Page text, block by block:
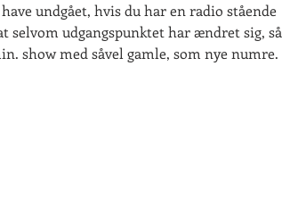
undgået, hvis du har en radio stående
selvom udgangspunktet har ændret sig, så
show med såvel gamle, som nye numre.